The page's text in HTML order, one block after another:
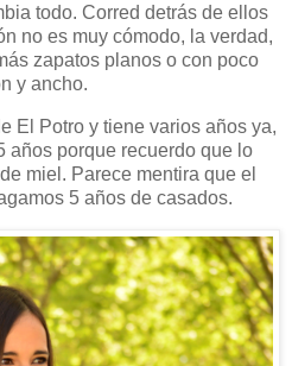
todo. Corred detrás de ellos
no es muy cómodo, la verdad,
zapatos planos o con poco
y ancho.
El Potro y tiene varios años ya,
años porque recuerdo que lo
miel. Parece mentira que el
5 años de casados.